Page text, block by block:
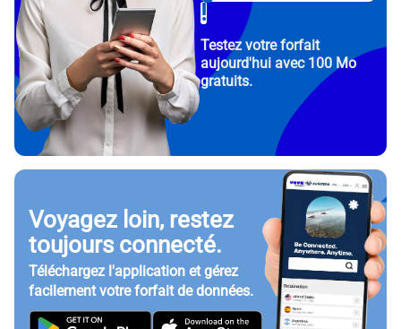
!
Testez votre forfait
aujourd'hui avec 100 Mo
gratuits.
Voyagez loin, restez
toujours connecté.
Téléchargez l'application et gérez
facilement votre forfait de données.